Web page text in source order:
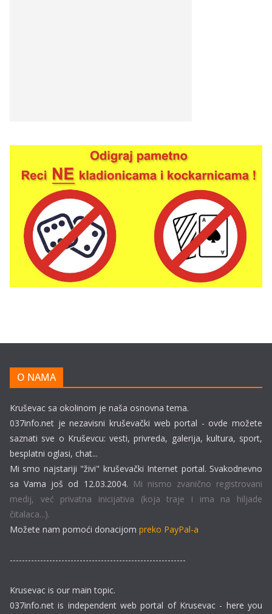
O NAMA
Kruševac sa okolinom je naša osnovna tema.
037info.net je nezavisni kruševački web portal - ovde možete
saznati sve o Kruševcu: vesti, privreda, galerija, kultura, sport,
besplatni oglasi, chat...
Mi smo najstariji "živi" kruševački Internet portal. Svakodnevno
sa Vama još od 12.03.2004. Mi nismo zvanično registrovani
medij, već privatna inicijativa (koja traje i ima na hiljade
čitalaca...).
Možete nam pomoći donacijom preko PayPal-a
----------------------------------------------------------
Krusevac is our main topic.
037info.net is independent web portal of Krusevac - here you